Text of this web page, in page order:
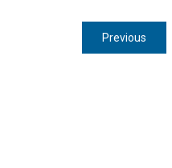
de
Previous
post: